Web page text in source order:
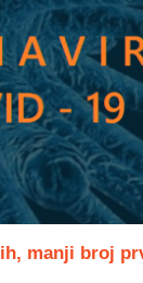
manji broj